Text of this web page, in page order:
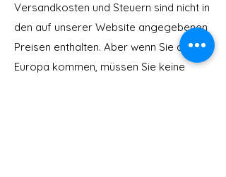
Versandkosten und Steuern sind nicht in
den auf unserer Website angegebenen
Preisen enthalten. Aber wenn Sie aus
Europa kommen, müssen Sie keine